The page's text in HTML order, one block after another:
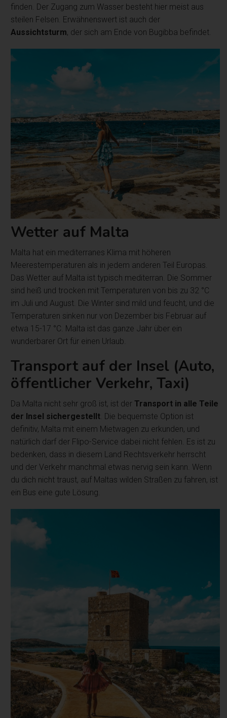
finden. Der Zugang zum Wasser besteht hier meist aus
steilen Felsen. Erwähnenswert ist auch der
Aussichtsturm, der sich am Ende von Bugibba befindet.
Wetter auf Malta
Malta hat ein mediterranes Klima mit höheren
Meerestemperaturen als in jedem anderen Teil Europas.
Das Wetter auf Malta ist typisch mediterran. Die Sommer
sind heiß und trocken mit Temperaturen von bis zu 32 °C
im Juli und August. Die Winter sind mild und feucht, und die
Temperaturen sinken nur von Dezember bis Februar auf
etwa 15-17 °C. Malta ist das ganze Jahr über ein
wunderbarer Ort für einen Urlaub.
Transport auf der Insel (Auto,
öffentlicher Verkehr, Taxi)
Da Malta nicht sehr groß ist, ist der Transport in alle Teile
der Insel sichergestellt. Die bequemste Option ist
definitiv, Malta mit einem Mietwagen zu erkunden, und
natürlich darf der Flipo-Service dabei nicht fehlen. Es ist zu
bedenken, dass in diesem Land Rechtsverkehr herrscht
und der Verkehr manchmal etwas nervig sein kann. Wenn
du dich nicht traust, auf Maltas wilden Straßen zu fahren, ist
ein Bus eine gute Lösung.